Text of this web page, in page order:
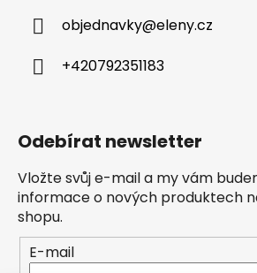
objednavky@eleny.cz
+420792351183
Odebírat newsletter
Vložte svůj e-mail a my vám
informace o nových produktech
shopu.
E-mail